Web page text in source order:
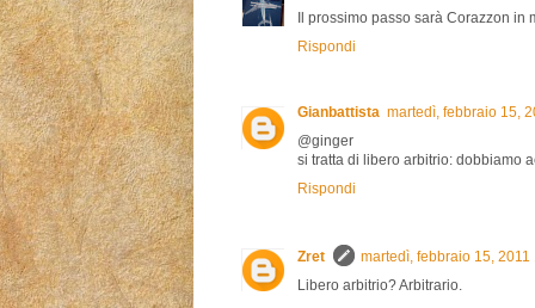
Il prossimo passo sarà Corazzon in
Rispondi
Gianbattista martedì, febbraio 15,
@ginger
si tratta di libero arbitrio: dobbiamo
Rispondi
Zret
martedì, febbraio 15, 2011
Libero arbitrio? Arbitrario.